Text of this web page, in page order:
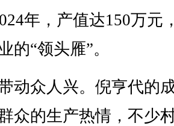
年，产值达150万元
的“领头雁”。
众人兴。倪亨代的
众的生产热情，不少